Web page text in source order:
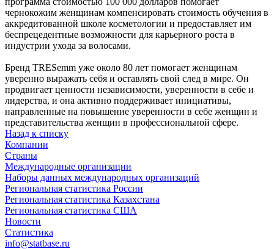
чернокожим женщинам компенсировать стоимость обучения в
аккредитованной школе косметологии и предоставляет им
беспрецедентные возможности для карьерного роста в
индустрии ухода за волосами.
Бренд TRESemm уже около 80 лет помогает женщинам
уверенно выражать себя и оставлять свой след в мире. Он
продвигает ценности независимости, уверенности в себе и
лидерства, и она активно поддерживает инициативы,
направленные на повышение уверенности в себе женщин и
представительства женщин в профессиональной сфере.
Назад к списку
Компании
Страны
Международные организации
Наборы данных международных организаций
Региональная статистика России
Региональная статистика Казахстана
Региональная статистика США
Новости
Статистика
info@statbase.ru